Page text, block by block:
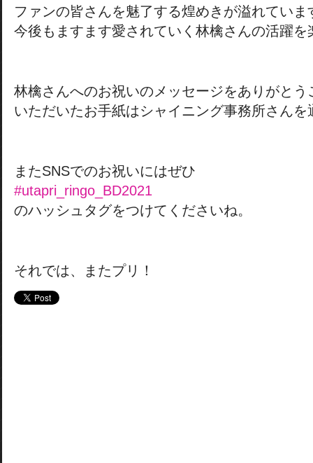
ファンの皆さんを魅了する煌めきが溢れていま
今後もますます愛されていく林檎さんの活躍
林檎さんへのお祝いのメッセージをありがとう
いただいたお手紙はシャイニング事務所さん
またSNSでのお祝いにはぜひ
#utapri_ringo_BD2021
のハッシュタグをつけてくださいね。
それでは、またプリ！